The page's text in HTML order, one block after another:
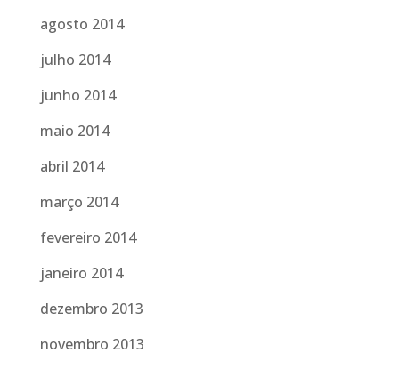
agosto 2014
julho 2014
junho 2014
maio 2014
abril 2014
março 2014
fevereiro 2014
janeiro 2014
dezembro 2013
novembro 2013